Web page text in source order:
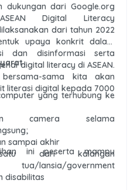
dukungan dari Google.org
ASEAN Digital Literacy
dari tahun 2022
upaya konkrit dalam
dan disinformasi serta
digital literacy di ASEAN.
sama kita akan
literasi digital kepada 7000
yang terhubung ke
camera selama
sampai akhir
dari kalangan
lansia/government
disabilitas
ini peserta mampu